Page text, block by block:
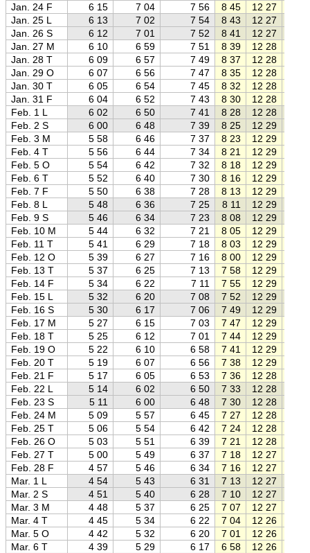
Jan. 24 F
6 15 7 04 7 56 8 45 12 27
Jan. 25 L
6 13 7 02 7 54 8 43 12 27
Jan. 26 S
6 12 7 01 7 52 8 41 12 27
Jan. 27 M
6 10 6 59 7 51 8 39 12 28
Jan. 28 T
6 09 6 57 7 49 8 37 12 28
Jan. 29 O
6 07 6 56 7 47 8 35 12 28
Jan. 30 T
6 05 6 54 7 45 8 32 12 28
Jan. 31 F
6 04 6 52 7 43 8 30 12 28
Feb. 1 L
6 02 6 50 7 41 8 28 12 28
Feb. 2 S
6 00 6 48 7 39 8 25 12 29
Feb. 3 M
5 58 6 46 7 37 8 23 12 29
Feb. 4 T
5 56 6 44 7 34 8 21 12 29
Feb. 5 O
5 54 6 42 7 32 8 18 12 29
Feb. 6 T
5 52 6 40 7 30 8 16 12 29
Feb. 7 F
5 50 6 38 7 28 8 13 12 29
Feb. 8 L
5 48 6 36 7 25 8 11 12 29
Feb. 9 S
5 46 6 34 7 23 8 08 12 29
Feb. 10 M
5 44 6 32 7 21 8 05 12 29
Feb. 11 T
5 41 6 29 7 18 8 03 12 29
Feb. 12 O
5 39 6 27 7 16 8 00 12 29
Feb. 13 T
5 37 6 25 7 13 7 58 12 29
Feb. 14 F
5 34 6 22 7 11 7 55 12 29
Feb. 15 L
5 32 6 20 7 08 7 52 12 29
Feb. 16 S
5 30 6 17 7 06 7 49 12 29
Feb. 17 M
5 27 6 15 7 03 7 47 12 29
Feb. 18 T
5 25 6 12 7 01 7 44 12 29
Feb. 19 O
5 22 6 10 6 58 7 41 12 29
Feb. 20 T
5 19 6 07 6 56 7 38 12 29
Feb. 21 F
5 17 6 05 6 53 7 36 12 28
Feb. 22 L
5 14 6 02 6 50 7 33 12 28
Feb. 23 S
5 11 6 00 6 48 7 30 12 28
Feb. 24 M
5 09 5 57 6 45 7 27 12 28
Feb. 25 T
5 06 5 54 6 42 7 24 12 28
Feb. 26 O
5 03 5 51 6 39 7 21 12 28
Feb. 27 T
5 00 5 49 6 37 7 18 12 27
Feb. 28 F
4 57 5 46 6 34 7 16 12 27
Mar. 1 L
4 54 5 43 6 31 7 13 12 27
Mar. 2 S
4 51 5 40 6 28 7 10 12 27
Mar. 3 M
4 48 5 37 6 25 7 07 12 27
Mar. 4 T
4 45 5 34 6 22 7 04 12 26
Mar. 5 O
4 42 5 32 6 20 7 01 12 26
Mar. 6 T
4 39 5 29 6 17 6 58 12 26